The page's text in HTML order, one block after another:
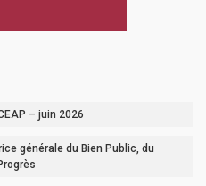
– juin 2026
générale du Bien Public, du